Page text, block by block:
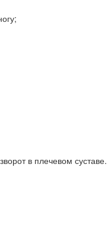
в плечевом суставе.